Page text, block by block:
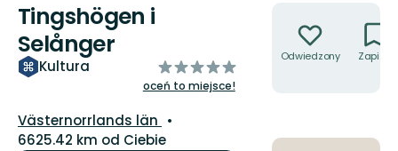
Tingshögen i
Selånger
Kultura
z
5
oceń to miejsce!
Województwo:
Västernorrlands län
6625.42 km od Ciebie
Odwiedzony Zapisz